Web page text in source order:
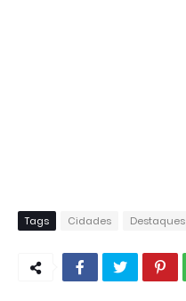
Tags Cidades Destaques